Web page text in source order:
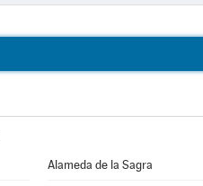
Alameda de la Sagra